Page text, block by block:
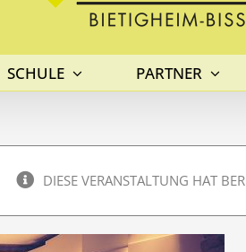
SCHULE PARTNER
DIESE VERANSTALTUNG HAT